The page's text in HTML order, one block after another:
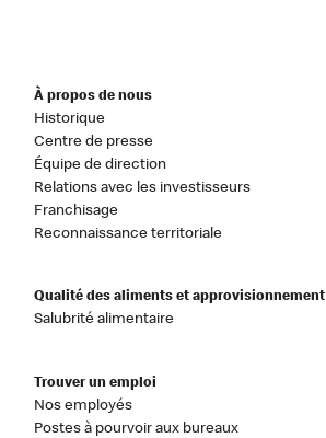
À propos de nous
Historique
Centre de presse
Équipe de direction
Relations avec les investisseurs
Franchisage
Reconnaissance territoriale
Qualité des aliments et approvisionnement
Salubrité alimentaire
Trouver un emploi
Nos employés
Postes à pourvoir aux bureaux